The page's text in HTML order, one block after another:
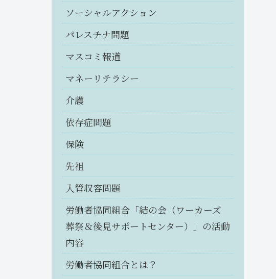
ソーシャルアクション
パレスチナ問題
マスコミ報道
マネーリテラシー
介護
依存症問題
保険
先祖
入管収容問題
労働者協同組合「結の会（ワーカーズ
葬祭＆後見サポートセンター）」の活動
内容
労働者協同組合とは？